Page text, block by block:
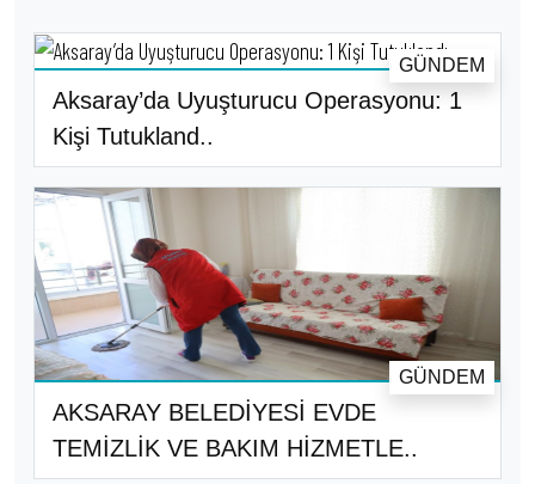
Aksaray’da Uyuşturucu Operasyonu: 1
Kişi Tutukland..
GÜNDEM
AKSARAY BELEDİYESİ EVDE
TEMİZLİK VE BAKIM HİZMETLE..
GÜNDEM